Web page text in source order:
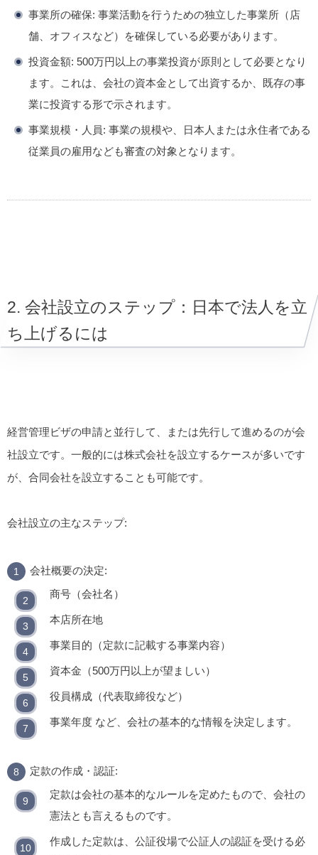
事業所の確保: 事業活動を行うための独立した事業所（店
舗、オフィスなど）を確保している必要があります。
投資金額: 500万円以上の事業投資が原則として必要となり
ます。これは、会社の資本金として出資するか、既存の事
業に投資する形で示されます。
事業規模・人員: 事業の規模や、日本人または永住者である
従業員の雇用なども審査の対象となります。
2. 会社設立のステップ：日本で法人を立
ち上げるには
経営管理ビザの申請と並行して、または先行して進めるのが会
社設立です。一般的には株式会社を設立するケースが多いです
が、合同会社を設立することも可能です。
会社設立の主なステップ:
会社概要の決定:
商号（会社名）
本店所在地
事業目的（定款に記載する事業内容）
資本金（500万円以上が望ましい）
役員構成（代表取締役など）
事業年度 など、会社の基本的な情報を決定します。
定款の作成・認証:
定款は会社の基本的なルールを定めたもので、会社の
憲法とも言えるものです。
作成した定款は、公証役場で公証人の認証を受ける必